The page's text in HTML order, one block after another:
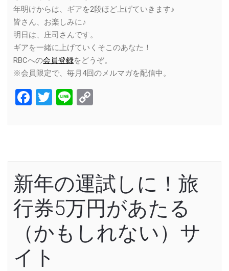
年明けからは、ギアを2段ほど上げていきます♪
皆さん、お楽しみに♪
明日は、庄司さんです。
ギアを一緒に上げていくそこのあなた！
RBCへの会員登録をどうぞ。
※会員限定で、毎月4回のメルマガを配信中。
Facebook
Twitter
Line
新年の運試しに！旅
行券5万円があたる
（かもしれない）サ
イト